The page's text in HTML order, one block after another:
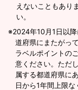
えないこともあり
い。
2024年10月1日以
道府県にまたがっ
ラベルポイントの
意ください。ただ
属する都道府県に
日から1年間上限な